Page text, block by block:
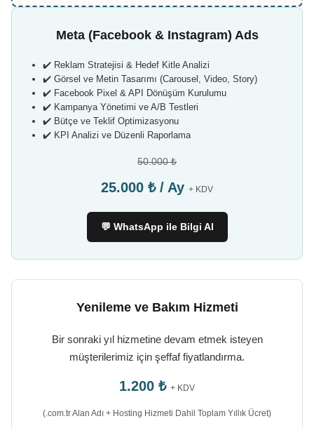
Meta (Facebook & Instagram) Ads
✔️ Reklam Stratejisi & Hedef Kitle Analizi
✔️ Görsel ve Metin Tasarımı (Carousel, Video, Story)
✔️ Facebook Pixel & API Dönüşüm Kurulumu
✔️ Kampanya Yönetimi ve A/B Testleri
✔️ Bütçe ve Teklif Optimizasyonu
✔️ KPI Analizi ve Düzenli Raporlama
50.000 ₺
25.000 ₺ / Ay + KDV
💬 WhatsApp ile Bilgi Al
Yenileme ve Bakım Hizmeti
Bir sonraki yıl hizmetine devam etmek isteyen
müşterilerimiz için şeffaf fiyatlandırma.
1.200 ₺ + KDV
(.com.tr Alan Adı + Hosting Hizmeti Dahil Toplam Yıllık Ücret)